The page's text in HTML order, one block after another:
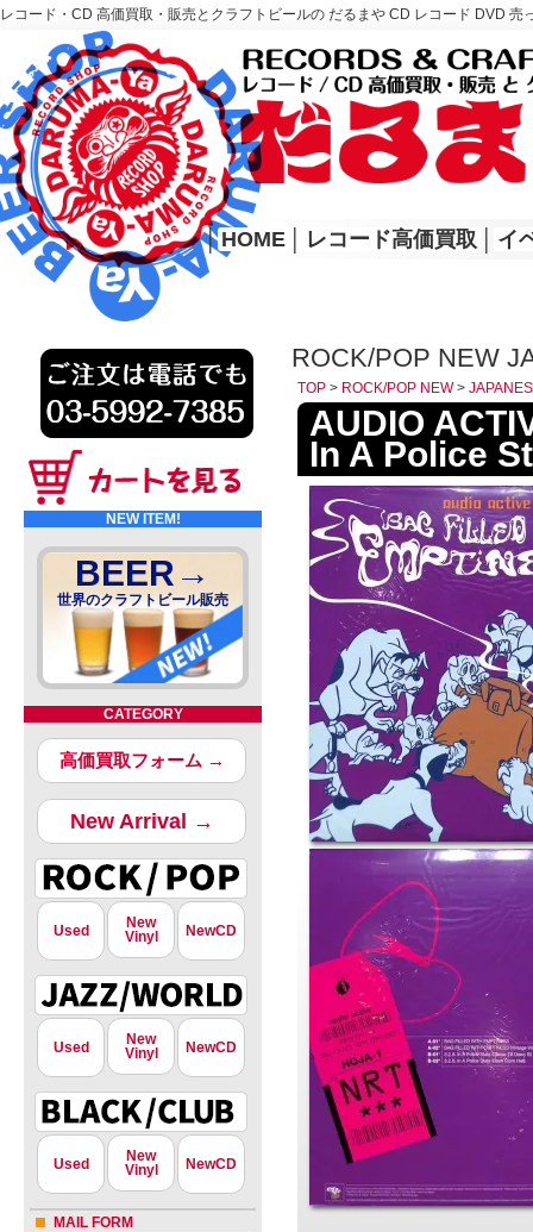
レコード・CD 高価買取・販売とクラフトビールの だるまや CD レコード DVD
レコード高価買取はこちら
HOME
│ HOME レコード高価買取 イ
NEW ITEM!
BEER→
世界のクラフトビール販売
CATEGORY
高価買取フォーム →
New Arrival →
Used
New
Vinyl
NewCD
Used
New
Vinyl
NewCD
Used
New
Vinyl
NewCD
MAIL FORM
ROCK/POP NEW
TOP > ROCK/POP NEW>
AUDIO
In A Police